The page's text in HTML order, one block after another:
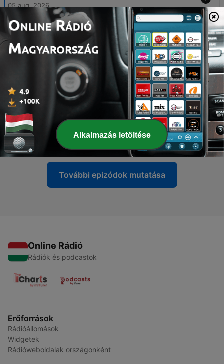
05 aug. 2026
1377 - ¿Cómo afecta a los niños tener un celular
propio?
04 aug. 2026
1375 - La canción de Aquiles de Madeline Miller
31 júl. 2026
1374 - ¿Por qué no ahorran los jóvenes?
30 júl. 2026
További epizódok mutatása
Online Rádió
Rádiók és podcastok
Erőforrások
Rádióállomások
Widgetek
Rádióweboldalak országonként
Alkalmazás letöltése